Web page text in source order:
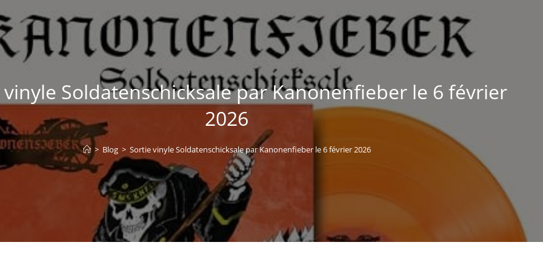
Soldatenschicksale par Kanonenfieber le 6 février
2026
> Blog > Sortie vinyle Soldatenschicksale par Kanonenfieber le 6 février 2026